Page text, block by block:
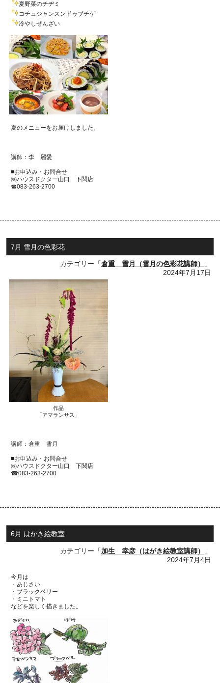
夏野菜のチヂミ
コチュジャンスンドゥブチゲ
冷やしぜんざい
夏のメニューをお届けしました。
講師：李 麗愛
■お申込み・お問合せ
㈱ハウスドクター山口 下関店
☎083-263-2700
7月 雪月の色彩花
カテゴリー「倉重 雪月（雪月の色彩花講師）
」
2024年7月17日
作品
「アマランサス」
講師：倉重 雪月
■お申込み・お問合せ
㈱ハウスドクター山口 下関店
☎083-263-2700
6月 はがき絵教室
カテゴリー「加生 幸彦（はがき絵教室講師）
」
2024年7月4日
今月は
・あじさい
・ブラックベリー
・ミニトマト
などを楽しく描きました。